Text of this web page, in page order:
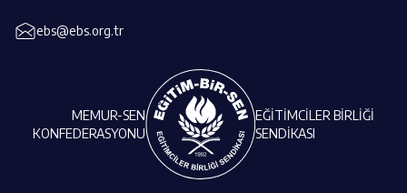
MEMUR-SEN
KONFEDERASYONU
EĞİTİMCİLER BİRLİĞİ
SENDİKASI
ebs@ebs.org.tr